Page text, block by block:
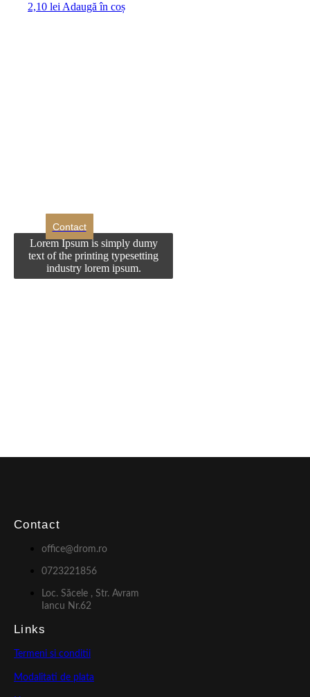
2,10 leiAdaugă în coș
Contact
Lorem Ipsum is simply dumy
text of the printing typesetting
industry lorem ipsum.
Contact
office@drom.ro
0723221856
Loc. Săcele , Str. Avram
Iancu Nr.62
Links
Termeni si conditii
Modalitati de plata